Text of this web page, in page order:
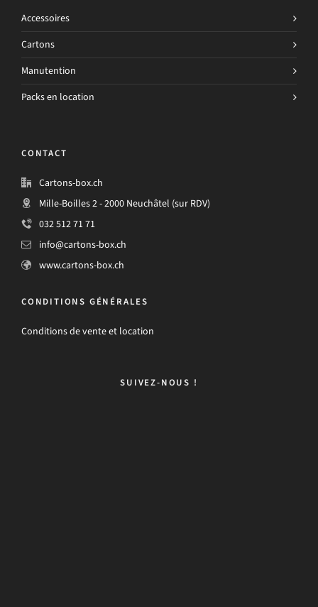
Accessoires
Cartons
Manutention
Packs en location
CONTACT
Cartons-box.ch
Mille-Boilles 2 - 2000 Neuchâtel (sur RDV)
032 512 71 71
info@cartons-box.ch
www.cartons-box.ch
CONDITIONS GÉNÉRALES
Conditions de vente et location
SUIVEZ-NOUS !